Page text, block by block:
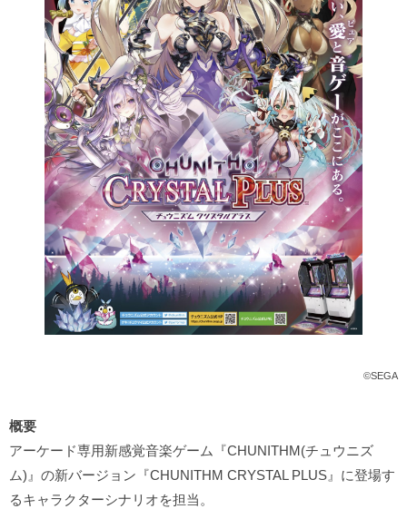
©SEGA
概要
アーケード専用新感覚音楽ゲーム『CHUNITHM(チュウニズ
ム)』の新バージョン『CHUNITHM CRYSTAL PLUS』に登場す
るキャラクターシナリオを担当。